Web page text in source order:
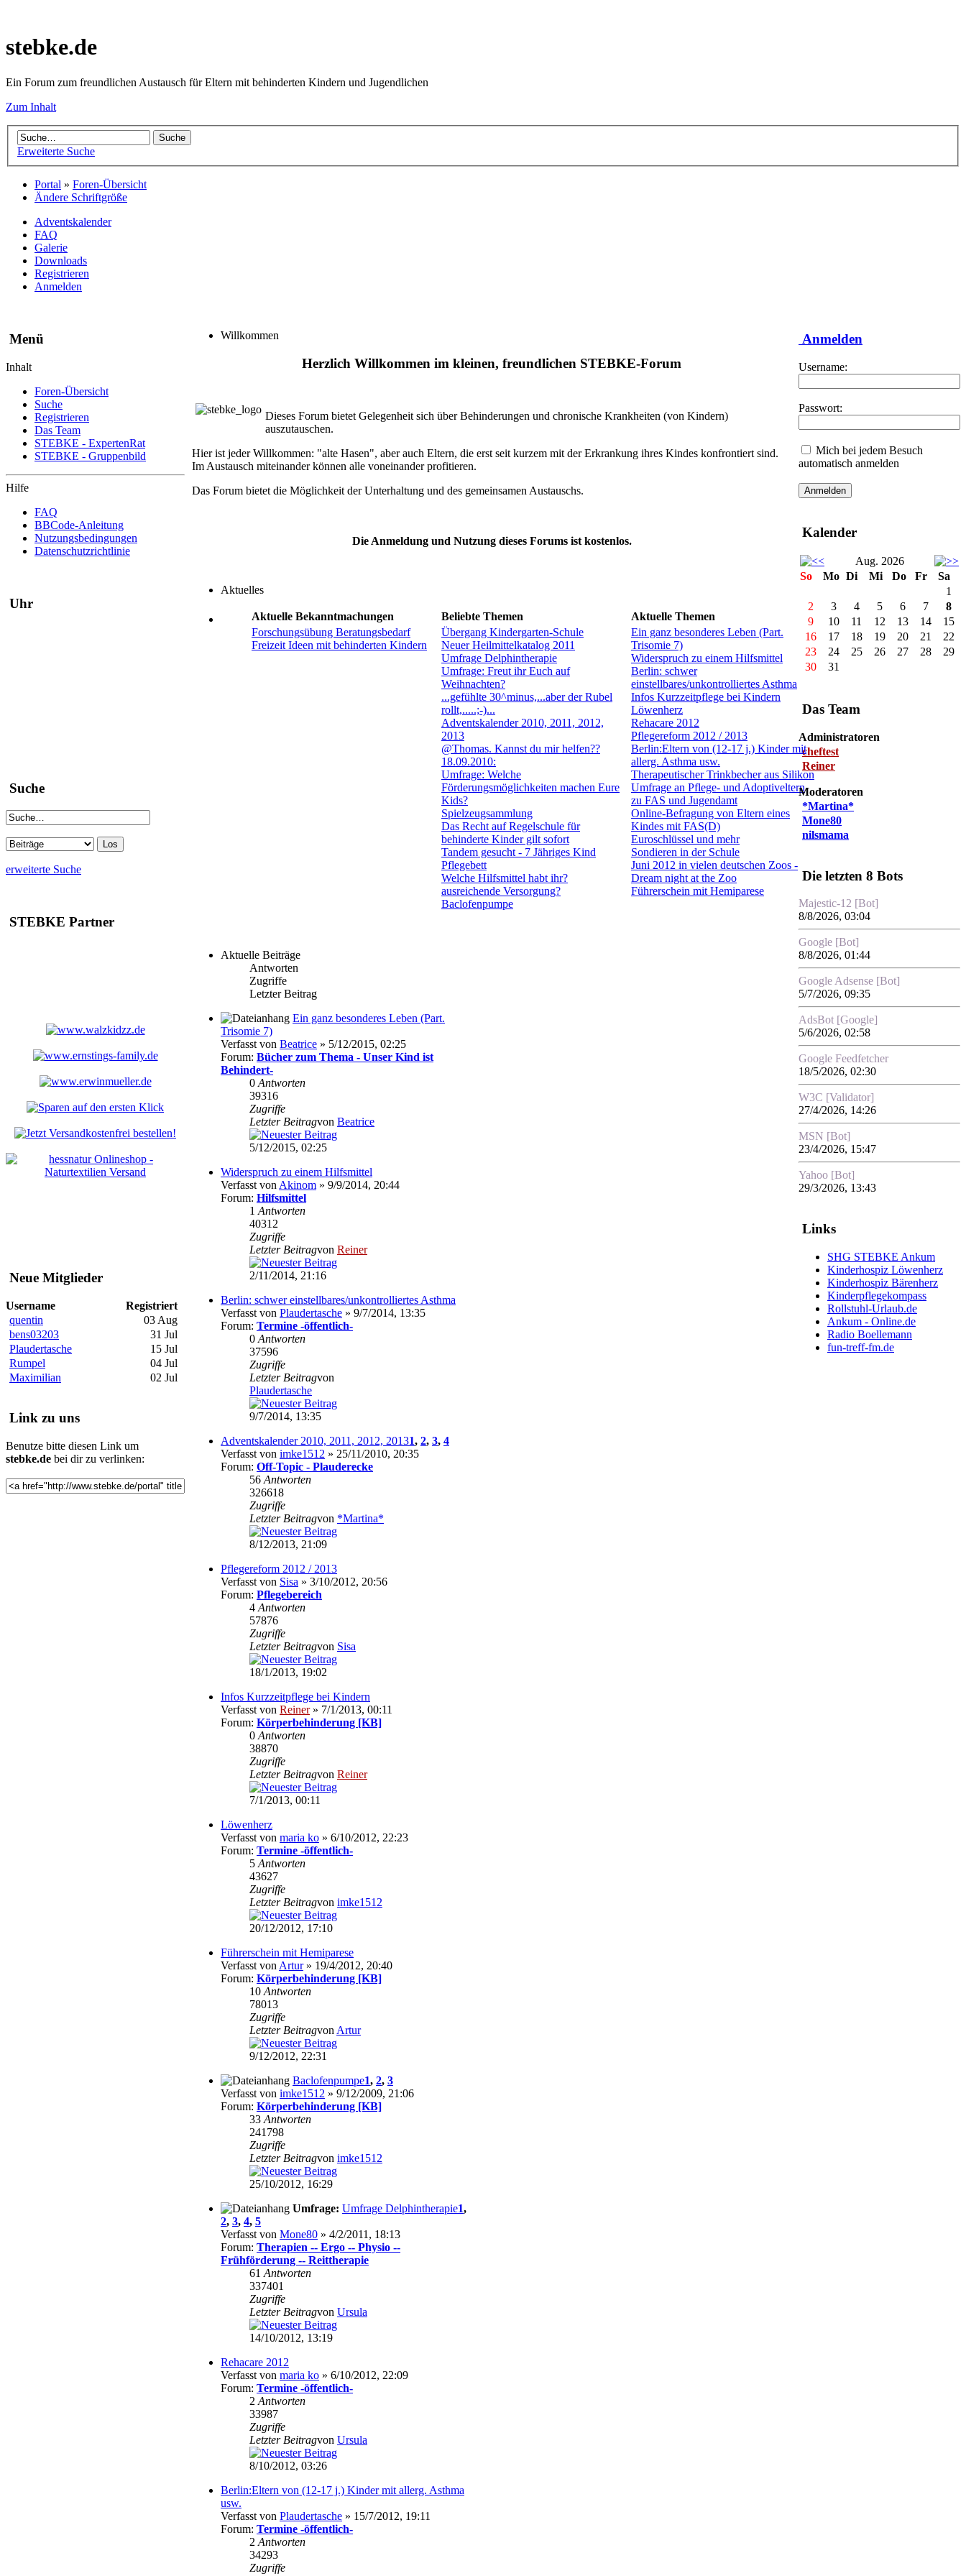
stebke.de
Ein Forum zum freundlichen Austausch für Eltern mit behinderten Kindern und Jugendlichen
Zum Inhalt
Erweiterte Suche
Portal » Foren-Übersicht
Ändere Schriftgröße
Adventskalender
FAQ
Galerie
Downloads
Registrieren
Anmelden
Menü
Inhalt
Foren-Übersicht
Suche
Registrieren
Das Team
STEBKE - ExpertenRat
STEBKE - Gruppenbild
Hilfe
FAQ
BBCode-Anleitung
Nutzungsbedingungen
Datenschutzrichtlinie
Uhr
Suche
erweiterte Suche
STEBKE Partner
Neue Mitglieder
Username
Registriert
quentin
03 Aug
bens03203
31 Jul
Plaudertasche
15 Jul
Rumpel
04 Jul
Maximilian
02 Jul
Link zu uns
Benutze bitte diesen Link um
stebke.de bei dir zu verlinken:
Willkommen
Herzlich Willkommen im kleinen, freundlichen STEBKE-Forum
Dieses Forum bietet Gelegenheit sich über Behinderungen und chronische Krankheiten (von Kindern)
auszutauschen.
Hier ist jeder Willkommen: "alte Hasen", aber auch Eltern, die erst seit kurzem mit der Erkrankung ihres Kindes konfrontiert sind.
Im Austausch miteinander können alle voneinander profitieren.
Das Forum bietet die Möglichkeit der Unterhaltung und des gemeinsamen Austauschs.
Die Anmeldung und Nutzung dieses Forums ist kostenlos.
Aktuelles
Aktuelle Bekanntmachungen Beliebte Themen
Aktuelle Themen
Forschungsübung Beratungsbedarf
Freizeit Ideen mit behinderten Kindern
Übergang Kindergarten-Schule
Neuer Heilmittelkatalog 2011
Umfrage Delphintherapie
Umfrage: Freut ihr Euch auf
Weihnachten?
...gefühlte 30^minus,...aber der Rubel
rollt,.....;-)...
Adventskalender 2010, 2011, 2012,
2013
@Thomas. Kannst du mir helfen??
18.09.2010:
Umfrage: Welche
Förderungsmöglichkeiten machen Eure
Kids?
Spielzeugsammlung
Das Recht auf Regelschule für
behinderte Kinder gilt sofort
Tandem gesucht - 7 Jähriges Kind
Pflegebett
Welche Hilfsmittel habt ihr?
ausreichende Versorgung?
Baclofenpumpe
Ein ganz besonderes Leben (Part.
Trisomie 7)
Widerspruch zu einem Hilfsmittel
Berlin: schwer
einstellbares/unkontrolliertes Asthma
Infos Kurzzeitpflege bei Kindern
Löwenherz
Rehacare 2012
Pflegereform 2012 / 2013
Berlin:Eltern von (12-17 j.) Kinder mit
allerg. Asthma usw.
Therapeutischer Trinkbecher aus Silikon
Umfrage an Pflege- und Adoptiveltern
zu FAS und Jugendamt
Online-Befragung von Eltern eines
Kindes mit FAS(D)
Euroschlüssel und mehr
Sondieren in der Schule
Juni 2012 in vielen deutschen Zoos -
Dream night at the Zoo
Führerschein mit Hemiparese
Aktuelle Beiträge
Antworten
Zugriffe
Letzter Beitrag
Ein ganz besonderes Leben (Part.
Trisomie 7)
Verfasst von Beatrice » 5/12/2015, 02:25
Forum: Bücher zum Thema - Unser Kind ist
Behindert-
0 Antworten
39316
Zugriffe
Letzter Beitragvon Beatrice
5/12/2015, 02:25
Widerspruch zu einem Hilfsmittel
Verfasst von Akinom » 9/9/2014, 20:44
Forum: Hilfsmittel
1 Antworten
40312
Zugriffe
Letzter Beitragvon Reiner
2/11/2014, 21:16
Berlin: schwer einstellbares/unkontrolliertes Asthma
Verfasst von Plaudertasche » 9/7/2014, 13:35
Forum: Termine -öffentlich-
0 Antworten
37596
Zugriffe
Letzter Beitragvon
Plaudertasche
9/7/2014, 13:35
Adventskalender 2010, 2011, 2012, 20131, 2, 3, 4
Verfasst von imke1512 » 25/11/2010, 20:35
Forum: Off-Topic - Plauderecke
56 Antworten
326618
Zugriffe
Letzter Beitragvon *Martina*
8/12/2013, 21:09
Pflegereform 2012 / 2013
Verfasst von Sisa » 3/10/2012, 20:56
Forum: Pflegebereich
4 Antworten
57876
Zugriffe
Letzter Beitragvon Sisa
18/1/2013, 19:02
Infos Kurzzeitpflege bei Kindern
Verfasst von Reiner» 7/1/2013, 00:11
Forum: Körperbehinderung [KB]
0 Antworten
38870
Zugriffe
Letzter Beitragvon Reiner
7/1/2013, 00:11
Löwenherz
Verfasst von maria ko » 6/10/2012, 22:23
Forum: Termine -öffentlich-
5 Antworten
43627
Zugriffe
Letzter Beitragvon imke1512
20/12/2012, 17:10
Führerschein mit Hemiparese
Verfasst von Artur» 19/4/2012, 20:40
Forum: Körperbehinderung [KB]
10 Antworten
78013
Zugriffe
Letzter Beitragvon Artur
9/12/2012, 22:31
Baclofenpumpe1, 2, 3
Verfasst von imke1512 » 9/12/2009, 21:06
Forum: Körperbehinderung [KB]
33 Antworten
241798
Zugriffe
Letzter Beitragvon imke1512
25/10/2012, 16:29
Umfrage: Umfrage Delphintherapie1,
2, 3, 4, 5
Verfasst von Mone80 » 4/2/2011, 18:13
Forum: Therapien -- Ergo -- Physio --
Frühförderung -- Reittherapie
61 Antworten
337401
Zugriffe
Letzter Beitragvon Ursula
14/10/2012, 13:19
Rehacare 2012
Verfasst von maria ko » 6/10/2012, 22:09
Forum: Termine -öffentlich-
2 Antworten
33987
Zugriffe
Letzter Beitragvon Ursula
8/10/2012, 03:26
Berlin:Eltern von (12-17 j.) Kinder mit allerg. Asthma
usw.
Verfasst von Plaudertasche » 15/7/2012, 19:11
Forum: Termine -öffentlich-
2 Antworten
34293
Zugriffe
Anmelden
Username:
Passwort:
Mich bei jedem Besuch
automatisch anmelden
Kalender
Aug. 2026
So
Mo Di Mi Do Fr
Sa
1
2
3 4 5 6 7
8
9
10 11 12 13 14
15
16
17 18 19 20 21
22
23
24 25 26 27 28
29
30
31
Das Team
Administratoren
cheftest
Reiner
Moderatoren
*Martina*
Mone80
nilsmama
Die letzten 8 Bots
Majestic-12 [Bot]
8/8/2026, 03:04
Google [Bot]
8/8/2026, 01:44
Google Adsense [Bot]
5/7/2026, 09:35
AdsBot [Google]
5/6/2026, 02:58
Google Feedfetcher
18/5/2026, 02:30
W3C [Validator]
27/4/2026, 14:26
MSN [Bot]
23/4/2026, 15:47
Yahoo [Bot]
29/3/2026, 13:43
Links
SHG STEBKE Ankum
Kinderhospiz Löwenherz
Kinderhospiz Bärenherz
Kinderpflegekompass
Rollstuhl-Urlaub.de
Ankum - Online.de
Radio Boellemann
fun-treff-fm.de